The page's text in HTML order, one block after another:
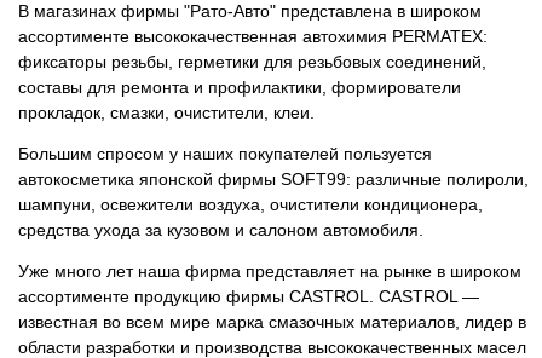
В магазинах фирмы "Рато-Авто" представлена в широком
ассортименте высококачественная автохимия PERMATEX:
фиксаторы резьбы, герметики для резьбовых соединений,
составы для ремонта и профилактики, формирователи
прокладок, смазки, очистители, клеи.
Большим спросом у наших покупателей пользуется
автокосметика японской фирмы SOFT99: различные полироли,
шампуни, освежители воздуха, очистители кондиционера,
средства ухода за кузовом и салоном автомобиля.
Уже много лет наша фирма представляет на рынке в широком
ассортименте продукцию фирмы CASTROL. CASTROL —
известная во всем мире марка смазочных материалов, лидер в
области разработки и производства высококачественных масел